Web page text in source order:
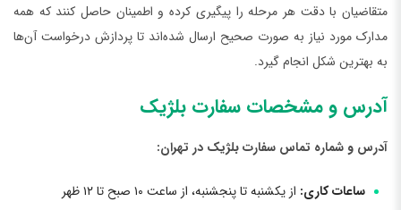
متقاضیان با دقت هر مرحله را پیگیری کرده و اطمینان حاصل کنند که همه
مدارک مورد نیاز به صورت صحیح ارسال شده‌اند تا پردازش درخواست آن‌ها
به بهترین شکل انجام گیرد.
آدرس و مشخصات سفارت بلژیک
آدرس و شماره تماس سفارت بلژیک در تهران:
ساعات کاری: از یکشنبه تا پنجشنبه، از ساعت ۱۰ صبح تا ۱۲ ظهر